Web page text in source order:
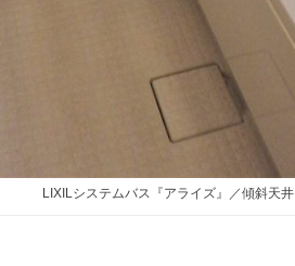
LIXILシステムバス『アライズ』／傾斜天井